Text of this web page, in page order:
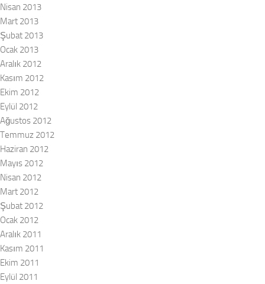
Nisan 2013
Mart 2013
Şubat 2013
Ocak 2013
Aralık 2012
Kasım 2012
Ekim 2012
Eylül 2012
Ağustos 2012
Temmuz 2012
Haziran 2012
Mayıs 2012
Nisan 2012
Mart 2012
Şubat 2012
Ocak 2012
Aralık 2011
Kasım 2011
Ekim 2011
Eylül 2011